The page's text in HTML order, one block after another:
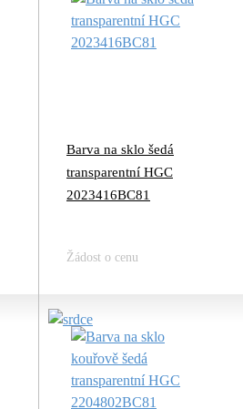
Barva na sklo šedá
transparentní HGC
2023416BC81
Žádost o cenu